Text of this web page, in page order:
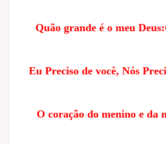
Quão grande é o meu
Eu Preciso de você, Nós
O coração do menino e da